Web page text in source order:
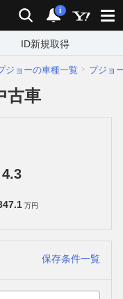
検索 通知
i
ID新規取得
ジョーの車種一覧 プジョ
古車
4.3
万円
保存条件一覧